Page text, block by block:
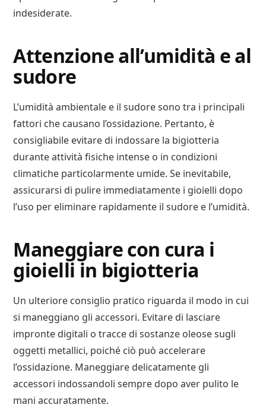
indesiderate.
Attenzione all’umidità e al
sudore
L’umidità ambientale e il sudore sono tra i principali
fattori che causano l’ossidazione. Pertanto, è
consigliabile evitare di indossare la bigiotteria
durante attività fisiche intense o in condizioni
climatiche particolarmente umide. Se inevitabile,
assicurarsi di pulire immediatamente i gioielli dopo
l’uso per eliminare rapidamente il sudore e l’umidità.
Maneggiare con cura i
gioielli in bigiotteria
Un ulteriore consiglio pratico riguarda il modo in cui
si maneggiano gli accessori. Evitare di lasciare
impronte digitali o tracce di sostanze oleose sugli
oggetti metallici, poiché ciò può accelerare
l’ossidazione. Maneggiare delicatamente gli
accessori indossandoli sempre dopo aver pulito le
mani accuratamente.